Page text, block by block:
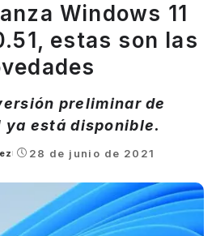
Windows 11
estas son las
preliminar de
ya está disponible.
28 de junio de 2021